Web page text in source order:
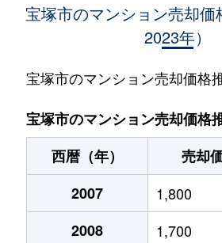
2,300万円
伊孑志
1,300万円 逆
伊孑志
1,600万円 逆
伊孑志
逆
伊孑志
1,700万円
梅野町
4,300万円
宝塚市のマンション売却価
2023年）
宝塚市のマンション売却価格
宝塚市のマンション売却価格
西暦（年）
売却
2007
1,800
2008
1,700